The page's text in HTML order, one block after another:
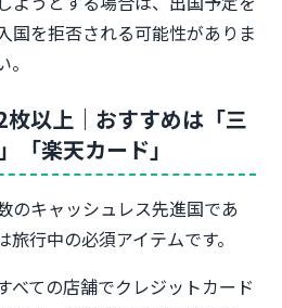
国を拒否される可能性がありま
以上｜おすすめは「三
「楽天カード」
のキャッシュレス先進国であ
行中の必須アイテムです。
べての店舗でクレジットカード